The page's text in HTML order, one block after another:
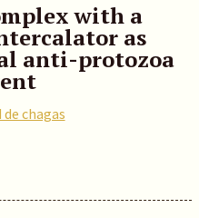
with a
as
anti-protozoa
chagas